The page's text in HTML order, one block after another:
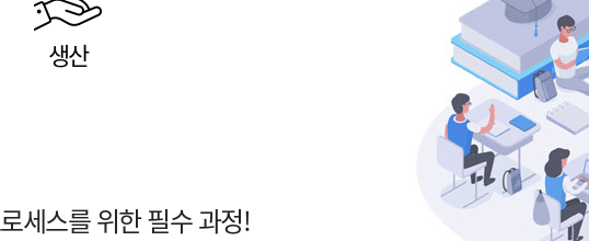
생산
세스를 위한 필수 과정!